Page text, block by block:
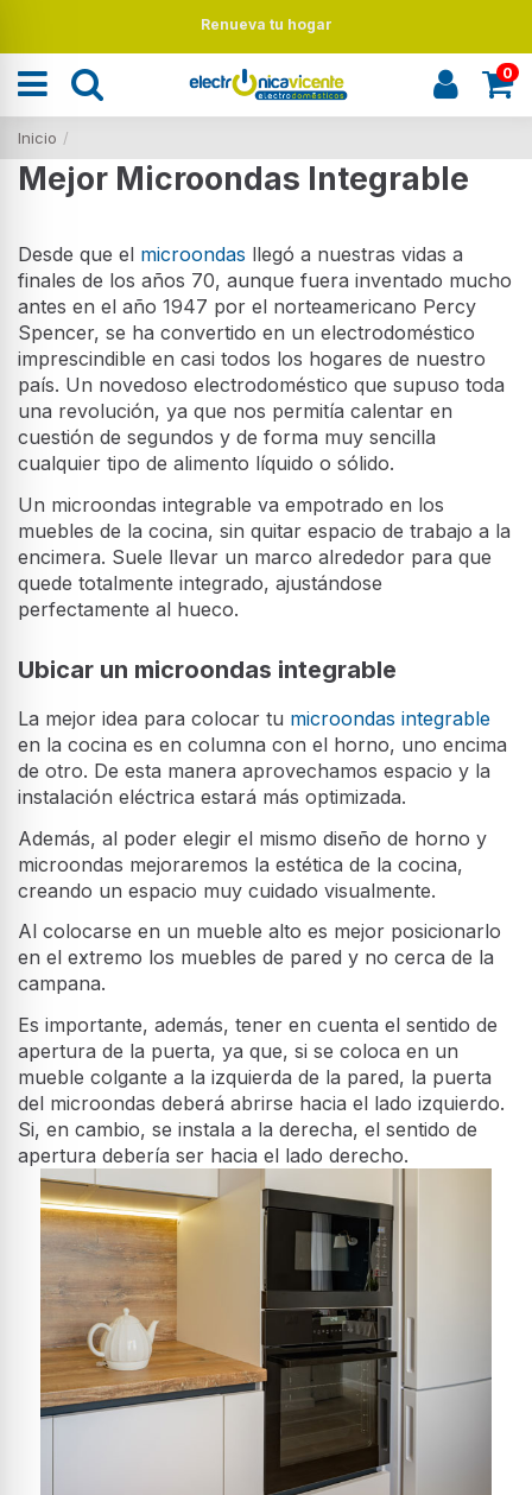
Renueva tu hogar
0
Inicio
Mejor Microondas Integrable
Desde que el microondas llegó a nuestras vidas a
finales de los años 70, aunque fuera inventado mucho
antes en el año 1947 por el norteamericano Percy
Spencer, se ha convertido en un electrodoméstico
imprescindible en casi todos los hogares de nuestro
país. Un novedoso electrodoméstico que supuso toda
una revolución, ya que nos permitía calentar en
cuestión de segundos y de forma muy sencilla
cualquier tipo de alimento líquido o sólido.
Un microondas integrable va empotrado en los
muebles de la cocina, sin quitar espacio de trabajo a la
encimera. Suele llevar un marco alrededor para que
quede totalmente integrado, ajustándose
perfectamente al hueco.
Ubicar un microondas integrable
La mejor idea para colocar tu microondas integrable
en la cocina es en columna con el horno, uno encima
de otro. De esta manera aprovechamos espacio y la
instalación eléctrica estará más optimizada.
Además, al poder elegir el mismo diseño de horno y
microondas mejoraremos la estética de la cocina,
creando un espacio muy cuidado visualmente.
Al colocarse en un mueble alto es mejor posicionarlo
en el extremo los muebles de pared y no cerca de la
campana.
Es importante, además, tener en cuenta el sentido de
apertura de la puerta, ya que, si se coloca en un
mueble colgante a la izquierda de la pared, la puerta
del microondas deberá abrirse hacia el lado izquierdo.
Si, en cambio, se instala a la derecha, el sentido de
apertura debería ser hacia el lado derecho.